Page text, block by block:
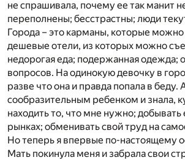
не спрашивала, почему ее так манит
переполнены; бесстрастны; люди
Города – это карманы, которые
дешевые отели, из которых можно
недорогая еда; подержанная одежда;
вопросов. На одинокую девочку в
разве что она и правда попала в беду.
сообразительным ребенком и знала,
находить то, что мне нужно; добывать
рынках; обменивать свой труд на
Но теперь я впервые по-настоящему
Мать покинула меня и забрала свои